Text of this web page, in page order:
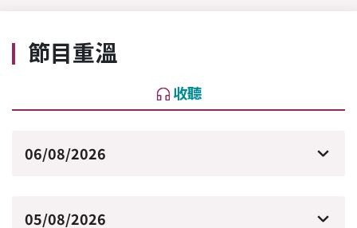
節目重溫
收聽
06/08/2026
05/08/2026